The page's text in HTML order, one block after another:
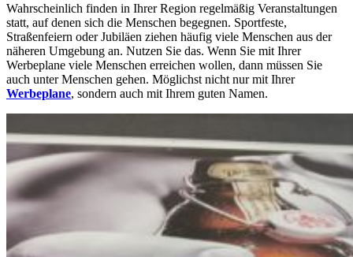
Wahrscheinlich finden in Ihrer Region regelmäßig Veranstaltungen
statt, auf denen sich die Menschen begegnen. Sportfeste,
Straßenfeiern oder Jubiläen ziehen häufig viele Menschen aus der
näheren Umgebung an. Nutzen Sie das. Wenn Sie mit Ihrer
Werbeplane viele Menschen erreichen wollen, dann müssen Sie
auch unter Menschen gehen. Möglichst nicht nur mit Ihrer
Werbeplane, sondern auch mit Ihrem guten Namen.